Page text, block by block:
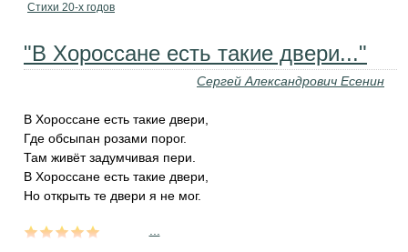
Стихи 20-х годов
"В Хороссане есть такие двери..."
Сергей Александрович Есенин
В Хороссане есть такие двери,
Где обсыпан розами порог.
Там живёт задумчивая пери.
В Хороссане есть такие двери,
Но открыть те двери я не мог.